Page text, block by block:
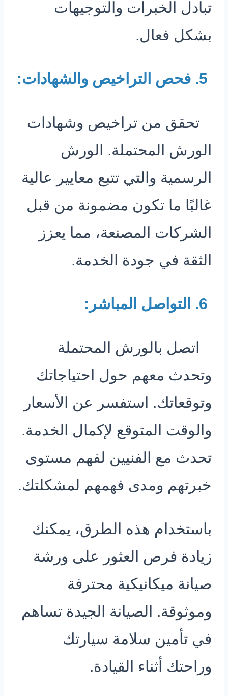
تبادل الخبرات والتوجيهات
بشكل فعال.
تحقق من تراخيص وشهادات
الورش المحتملة. الورش
الرسمية والتي تتبع معايير عالية
غالبًا ما تكون مضمونة من قبل
الشركات المصنعة، مما يعزز
الثقة في جودة الخدمة.
6. التواصل المباشر:
اتصل بالورش المحتملة
وتحدث معهم حول احتياجاتك
وتوقعاتك. استفسر عن الأسعار
والوقت المتوقع لإكمال الخدمة.
تحدث مع الفنيين لفهم مستوى
خبرتهم ومدى فهمهم لمشكلتك.
باستخدام هذه الطرق، يمكنك
زيادة فرص العثور على ورشة
صيانة ميكانيكية محترفة
وموثوقة. الصيانة الجيدة تساهم
في تأمين سلامة سيارتك
وراحتك أثناء القيادة.